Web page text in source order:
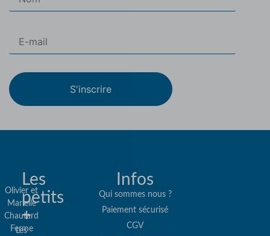
S'inscrire
Olivier et
Marielle
Chautard
Ferme
Les
petits
+
Les
Infos
Qui sommes nous ?
Paiement sécurisé
CGV